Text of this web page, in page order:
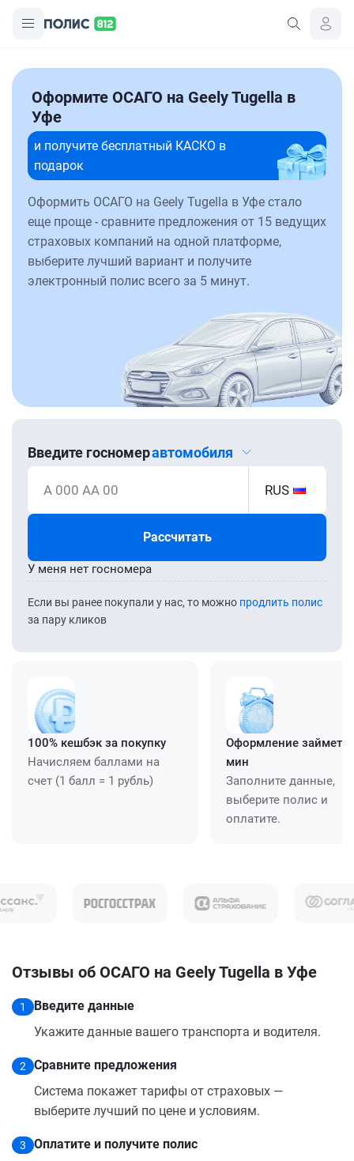
Оформите ОСАГО на Geely Tugella в
Уфе
и получите бесплатный КАСКО в
подарок
Оформить ОСАГО на Geely Tugella в Уфе стало
еще проще - сравните предложения от 15 ведущих
страховых компаний на одной платформе,
выберите лучший вариант и получите
электронный полис всего за 5 минут.
Введите госномеравтомобиля
А 000 АА 00 RUS
Рассчитать
Если вы ранее покупали у нас, то можно продлить полис
за пару кликов
У меня нет госномера
100% кешбэк за покупку
Начисляем баллами на
счет (1 балл = 1 рубль)
Оформление займет
мин
Заполните данные,
выберите полис и
оплатите.
Отзывы об ОСАГО на Geely Tugella в Уфе
1
Введите данные
Укажите данные вашего транспорта и водителя.
2
Сравните предложения
Система покажет тарифы от страховых —
выберите лучший по цене и условиям.
3
Оплатите и получите полис